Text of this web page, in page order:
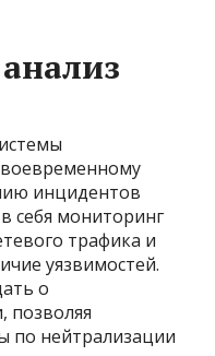
инцидентов
себя мониторинг
трафика и
уязвимостей.
о
позволяя
по нейтрализации